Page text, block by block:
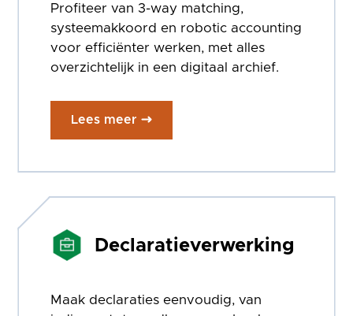
Profiteer van 3-way matching,
systeemakkoord en robotic accounting
voor efficiënter werken, met alles
overzichtelijk in een digitaal archief.
Lees meer
Declaratieverwerking
Maak declaraties eenvoudig, van